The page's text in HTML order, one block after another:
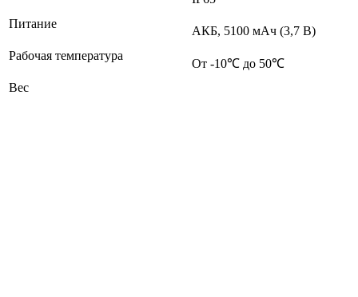
Питание
АКБ, 5100 мАч (3,7 В)
Рабочая температура
От -10℃ до 50℃
Вес